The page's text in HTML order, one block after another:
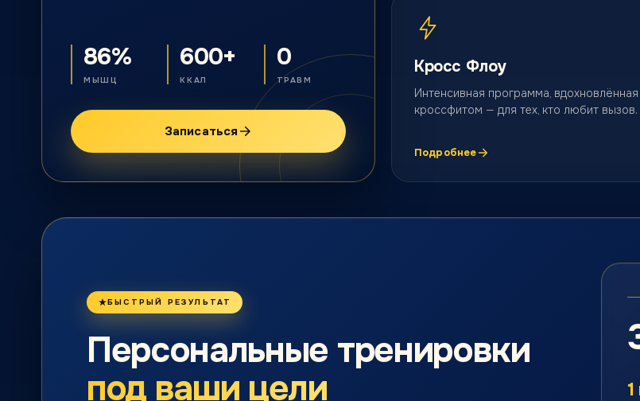
86%
МЫШЦ
600+
ККАЛ
0
ТРАВМ
Записаться
Кросс Флоу
Интенсивная программа, вдохновлённая
кроссфитом — для тех, кто любит вызов.
Подробнее
БЫСТРЫЙ РЕЗУЛЬТАТ
Персональные тренировки
под ваши цели